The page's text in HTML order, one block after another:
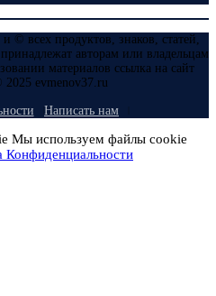
всех продуктов, знаков, статей,
авторам или владельцам
материалов ссылка на сайт
2025 evmenov37.ru
Написать нам
Мы используем файлы cookie
Конфиденциальности